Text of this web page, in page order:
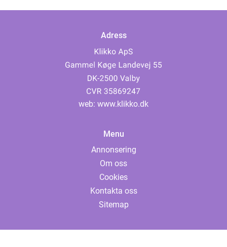
Adress
web: www.klikko.dk
Menu
Annonsering
Om oss
Cookies
Kontakta oss
Sitemap